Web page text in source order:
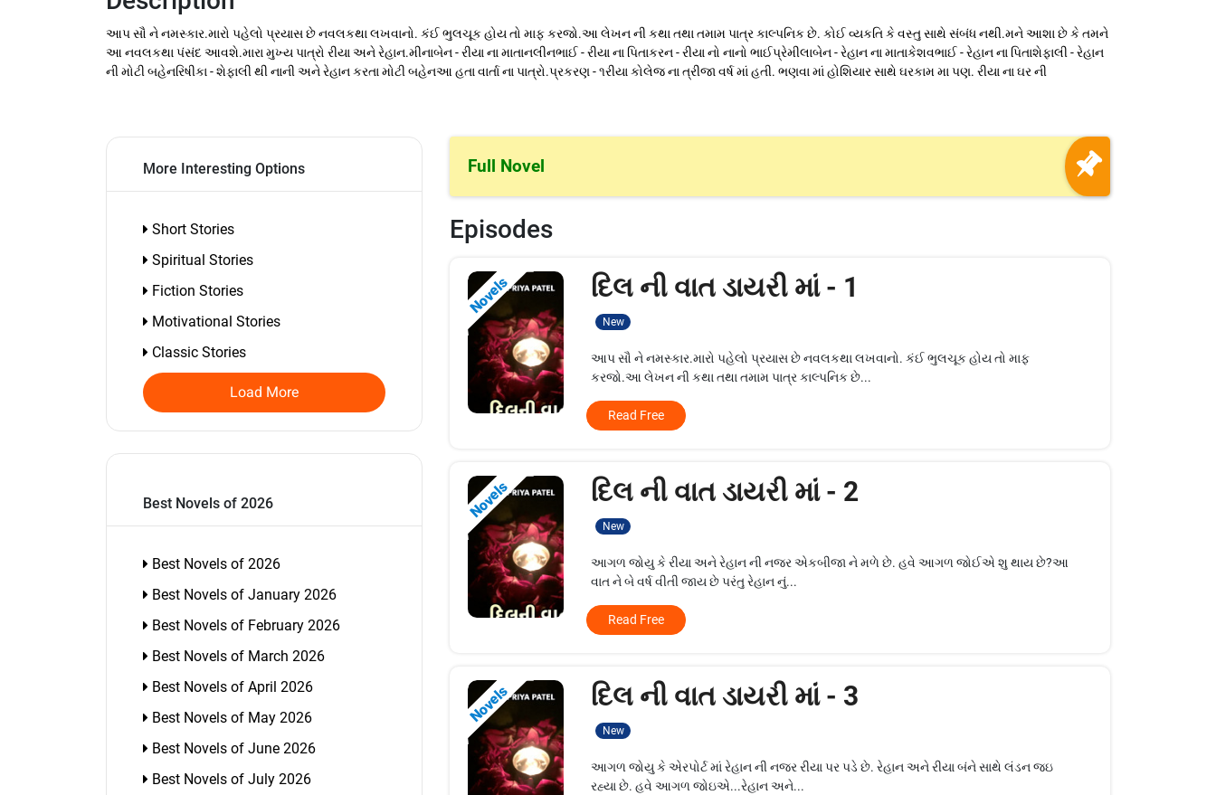
આપ સૌ ને નમસ્કાર.મારો પહેલો પ્રયાસ છે નવલકથા લખવાનો. કંઈ ભુલચૂક હોય તો માફ કરજો.આ લેખન ની કથા તથા તમામ પાત્ર કાલ્પનિક છે. કોઈ વ્યકતિ કે વસ્તુ સાથે સંબંધ નથી.મને આશા છે કે તમને
આ નવલકથા પંસંદ આવશે.મારા મુખ્ય પાત્રો રીયા અને રેહાન.મીનાબેન - રીયા ના માતાનલીનભાઈ - રીયા ના પિતાકરન - રીયા નો નાનો ભાઈપ્રેમીલાબેન - રેહાન ના માતાકેશવભાઈ - રેહાન ના પિતાશેફાલી - રેહાન
ની મોટી બહેનરિષીકા - શેફાલી થી નાની અને રેહાન કરતા મોટી બહેનઆ હતા વાર્તા ના પાત્રો.પ્રકરણ - ૧રીયા કોલેજ ના ત્રીજા વર્ષ માં હતી. ભણવા માં હોશિયાર સાથે ઘરકામ મા પણ. રીયા ના ઘર ની
More Interesting Options
Short Stories
Spiritual Stories
Fiction Stories
Motivational Stories
Classic Stories
Load More
Best Novels of 2026
Best Novels of 2026
Best Novels of January 2026
Best Novels of February 2026
Best Novels of March 2026
Best Novels of April 2026
Best Novels of May 2026
Best Novels of June 2026
Best Novels of July 2026
Full Novel
Episodes
Novels દિલ ની વાત ડાયરી માં - 1
New
આપ સૌ ને નમસ્કાર.મારો પહેલો પ્રયાસ છે નવલકથા લખવાનો. કંઈ ભુલચૂક હોય તો માફ
કરજો.આ લેખન ની કથા તથા તમામ પાત્ર કાલ્પનિક છે...
Read Free
Novels દિલ ની વાત ડાયરી માં - 2
New
આગળ જોયુ કે રીયા અને રેહાન ની નજર એકબીજા ને મળે છે. હવે આગળ જોઈએ શુ થાય છે?આ
વાત ને બે વર્ષ વીતી જાય છે પરંતુ રેહાન નું...
Read Free
Novels દિલ ની વાત ડાયરી માં - 3
New
આગળ જોયુ કે એરપોર્ટ માં રેહાન ની નજર રીયા પર પડે છે. રેહાન અને રીયા બંને સાથે લંડન જઇ
રહ્યા છે. હવે આગળ જોઇએ...રેહાન અને...